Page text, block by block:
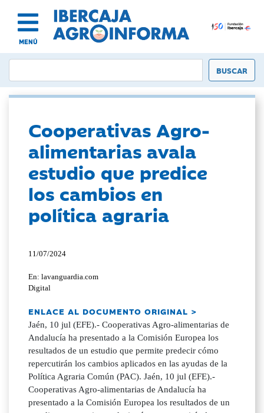
MENÚ
Cooperativas Agro-
alimentarias avala
estudio que predice
los cambios en
política agraria
11/07/2024
En: lavanguardia.com
Digital
ENLACE AL DOCUMENTO ORIGINAL >
Jaén, 10 jul (EFE).- Cooperativas Agro-alimentarias de
Andalucía ha presentado a la Comisión Europea los
resultados de un estudio que permite predecir cómo
repercutirán los cambios aplicados en las ayudas de la
Política Agraria Común (PAC). Jaén, 10 jul (EFE).-
Cooperativas Agro-alimentarias de Andalucía ha
presentado a la Comisión Europea los resultados de un